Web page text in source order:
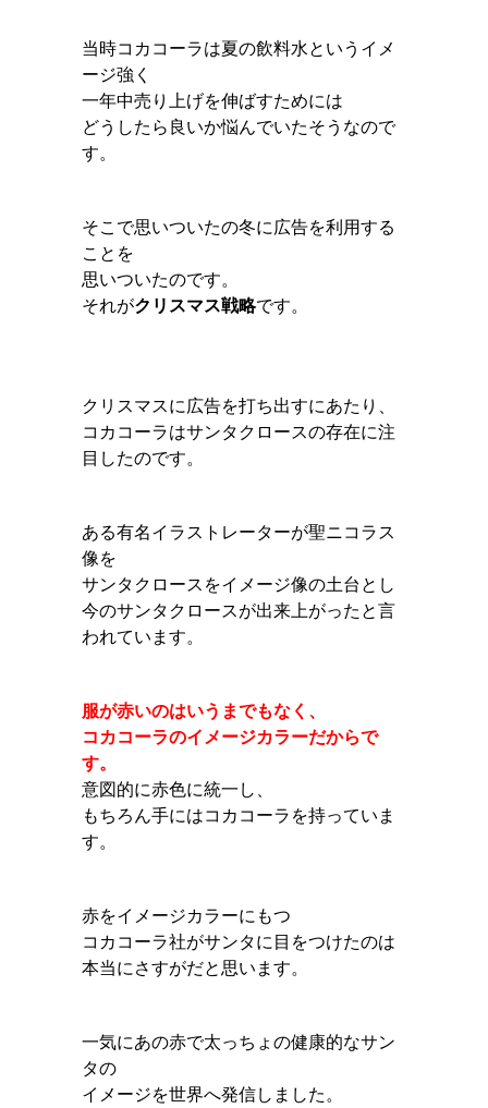
当時コカコーラは夏の飲料水というイメ
ージ強く
一年中売り上げを伸ばすためには
どうしたら良いか悩んでいたそうなので
す。
そこで思いついたの冬に広告を利用する
ことを
思いついたのです。
それがクリスマス戦略です。
クリスマスに広告を打ち出すにあたり、
コカコーラはサンタクロースの存在に注
目したのです。
ある有名イラストレーターが聖ニコラス
像を
サンタクロースをイメージ像の土台とし
今のサンタクロースが出来上がったと言
われています。
服が赤いのはいうまでもなく、
コカコーラのイメージカラーだからで
す。
意図的に赤色に統一し、
もちろん手にはコカコーラを持っていま
す。
赤をイメージカラーにもつ
コカコーラ社がサンタに目をつけたのは
本当にさすがだと思います。
一気にあの赤で太っちょの健康的なサン
タの
イメージを世界へ発信しました。